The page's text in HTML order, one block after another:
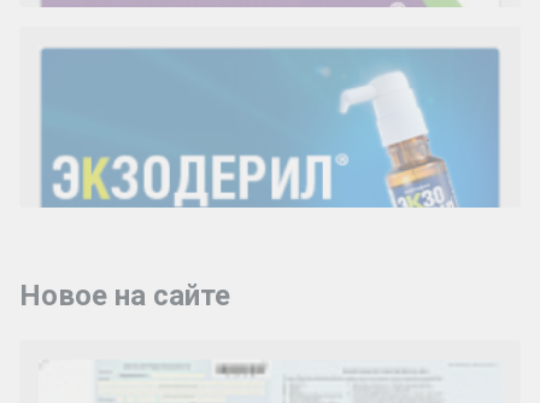
Новое на сайте